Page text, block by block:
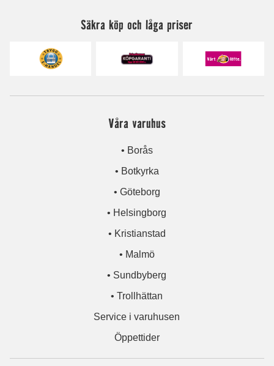
Säkra köp och låga priser
Våra varuhus
• Borås
• Botkyrka
• Göteborg
• Helsingborg
• Kristianstad
• Malmö
• Sundbyberg
• Trollhättan
Service i varuhusen
Öppettider